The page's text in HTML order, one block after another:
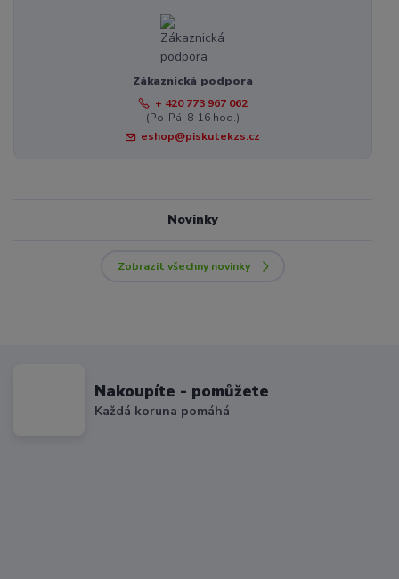
Zákaznická podpora
+ 420 773 967 062
(Po-Pá, 8-16 hod.)
eshop@piskutekzs.cz
Novinky
Zobrazit všechny novinky
Nakoupíte - pomůžete
Každá koruna pomáhá